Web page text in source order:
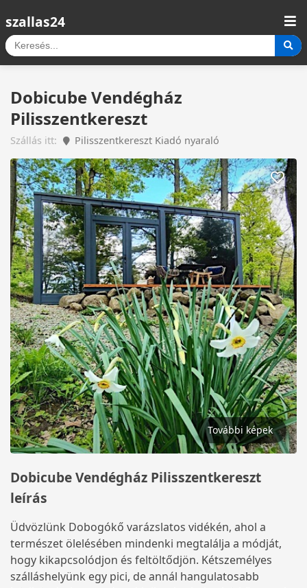
szallas24
Dobicube Vendégház
Pilisszentkereszt
Szállás itt: Pilisszentkereszt Kiadó nyaraló
További képek
Dobicube Vendégház Pilisszentkereszt
leírás
Üdvözlünk Dobogókő varázslatos vidékén, ahol a
természet ölelésében mindenki megtalálja a módját,
hogy kikapcsolódjon és feltöltődjön. Kétszemélyes
szálláshelyünk egy pici, de annál hangulatosabb